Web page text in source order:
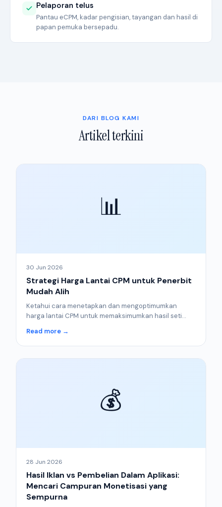
Pelaporan telus
Pantau eCPM, kadar pengisian, tayangan dan hasil di
papan pemuka bersepadu.
DARI BLOG KAMI
Artikel terkini
📊
30 Jun 2026
Strategi Harga Lantai CPM untuk Penerbit
Mudah Alih
Ketahui cara menetapkan dan mengoptimumkan
harga lantai CPM untuk memaksimumkan hasil seti...
Read more →
💰
28 Jun 2026
Hasil Iklan vs Pembelian Dalam Aplikasi:
Mencari Campuran Monetisasi yang
Sempurna